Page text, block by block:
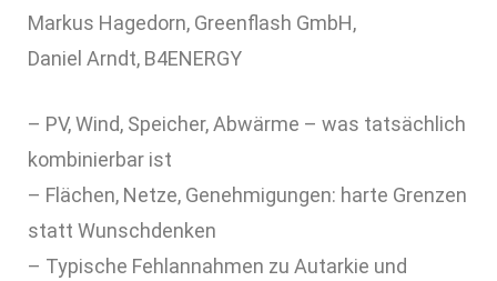
Markus Hagedorn, Greenflash GmbH,
Daniel Arndt, B4ENERGY
– PV, Wind, Speicher, Abwärme – was tatsächlich
kombinierbar ist
– Flächen, Netze, Genehmigungen: harte Grenzen
statt Wunschdenken
– Typische Fehlannahmen zu Autarkie und